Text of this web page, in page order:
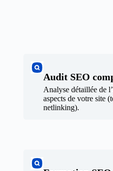
Audit SEO
Analyse détaillée de
aspects de votre site
netlinking).